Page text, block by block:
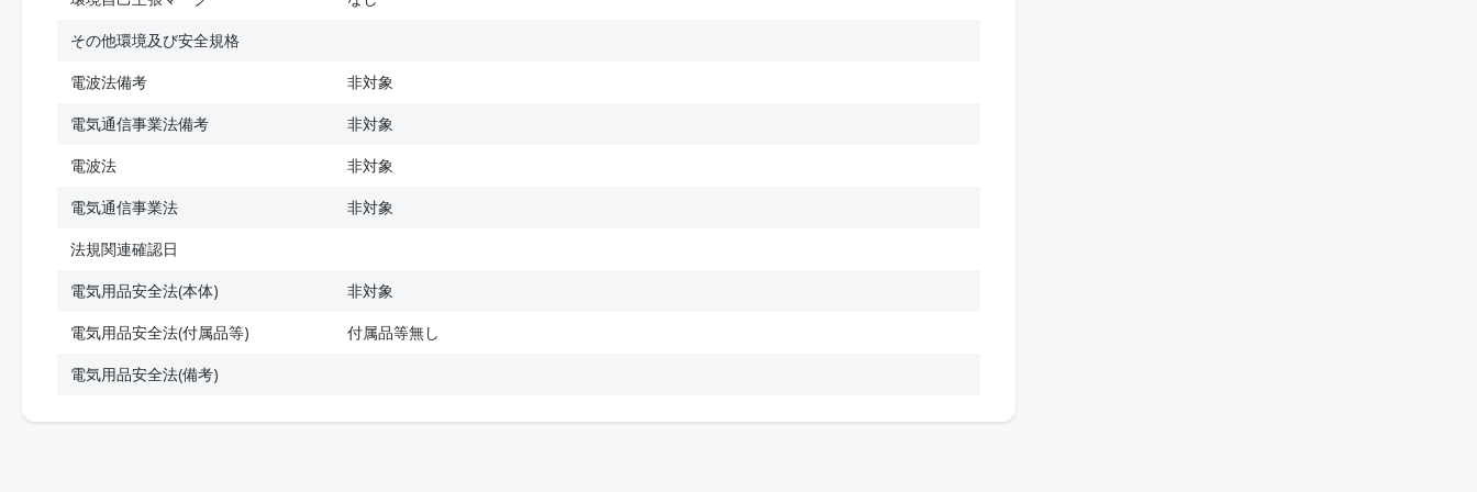
その他環境及び安全規格
電波法備考
非対象
電気通信事業法備考
非対象
電波法
非対象
電気通信事業法
非対象
法規関連確認日
電気用品安全法(本体)
非対象
電気用品安全法(付属品等)
付属品等無し
電気用品安全法(備考)